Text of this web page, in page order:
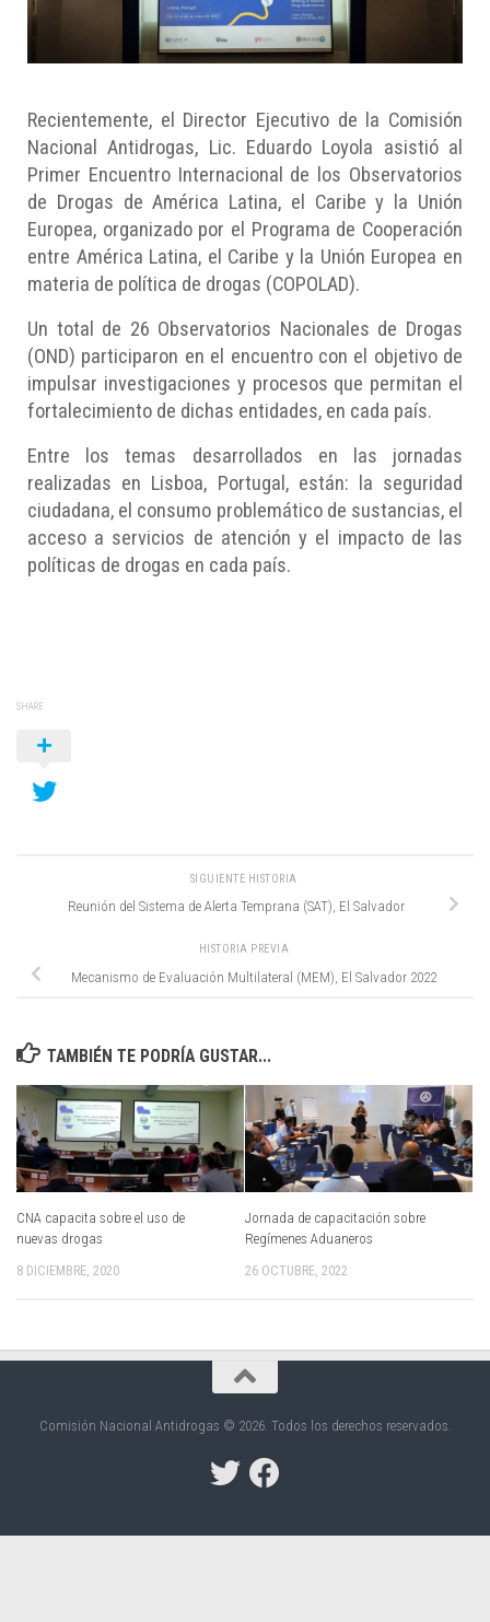
Recientemente, el Director Ejecutivo de la Comisión
Nacional Antidrogas, Lic. Eduardo Loyola asistió al
Primer Encuentro Internacional de los Observatorios
de Drogas de América Latina, el Caribe y la Unión
Europea, organizado por el Programa de Cooperación
entre América Latina, el Caribe y la Unión Europea en
materia de política de drogas (COPOLAD).
Un total de 26 Observatorios Nacionales de Drogas
(OND) participaron en el encuentro con el objetivo de
impulsar investigaciones y procesos que permitan el
fortalecimiento de dichas entidades, en cada país.
Entre los temas desarrollados en las jornadas
realizadas en Lisboa, Portugal, están: la seguridad
ciudadana, el consumo problemático de sustancias, el
acceso a servicios de atención y el impacto de las
políticas de drogas en cada país.
SHARE
SIGUIENTE HISTORIA
Reunión del Sistema de Alerta Temprana (SAT), El Salvador
HISTORIA PREVIA
Mecanismo de Evaluación Multilateral (MEM), El Salvador 2022
TAMBIÉN TE PODRÍA GUSTAR...
CNA capacita sobre el uso de
nuevas drogas
8 DICIEMBRE, 2020
Jornada de capacitación sobre
Regímenes Aduaneros
26 OCTUBRE, 2022
Comisión Nacional Antidrogas © 2026. Todos los derechos reservados.